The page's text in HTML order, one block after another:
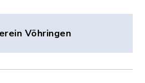
Vöhringen